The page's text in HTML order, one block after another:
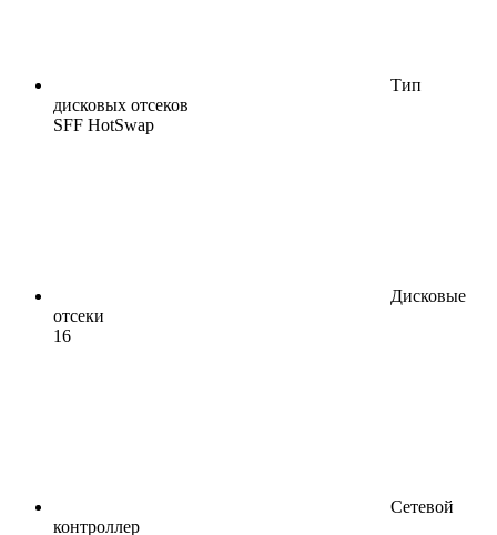
Тип
дисковых отсеков
SFF HotSwap
Дисковые
отсеки
16
Сетевой
контроллер